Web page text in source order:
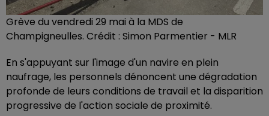
Grève du vendredi 29 mai à la MDS de
Champigneulles. Crédit : Simon Parmentier - MLR
En s'appuyant sur l'image d'un navire en plein
naufrage, les personnels dénoncent une dégradation
profonde de leurs conditions de travail et la disparition
progressive de l'action sociale de proximité.